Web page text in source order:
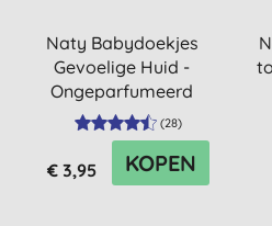
Naty Babydoekjes
Gevoelige Huid -
Ongeparfumeerd
(28)
€ 3,95 KOPEN